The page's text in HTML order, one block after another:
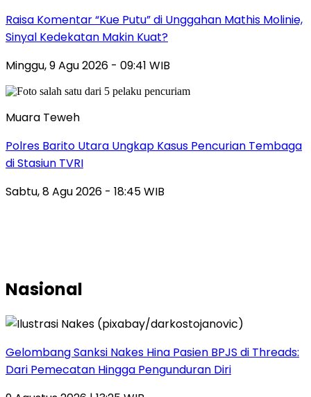
Raisa Komentar “Kue Putu” di Unggahan Mathis Molinie,
Sinyal Kedekatan Makin Kuat?
Minggu, 9 Agu 2026 - 09:41 WIB
Muara Teweh
Polres Barito Utara Ungkap Kasus Pencurian Tembaga
di Stasiun TVRI
Sabtu, 8 Agu 2026 - 18:45 WIB
Nasional
Gelombang Sanksi Nakes Hina Pasien BPJS di Threads:
Dari Pemecatan Hingga Pengunduran Diri